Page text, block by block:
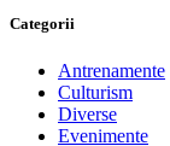
Categorii
Antrenamente
Culturism
Diverse
Evenimente